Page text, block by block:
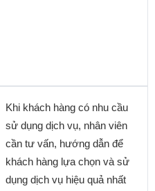
Khi khách hàng có nhu cầu
sử dụng dịch vụ, nhân viên
cần tư vấn, hướng dẫn để
khách hàng lựa chọn và sử
dụng dịch vụ hiệu quả nhất